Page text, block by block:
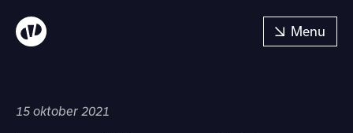
15 oktober 2021